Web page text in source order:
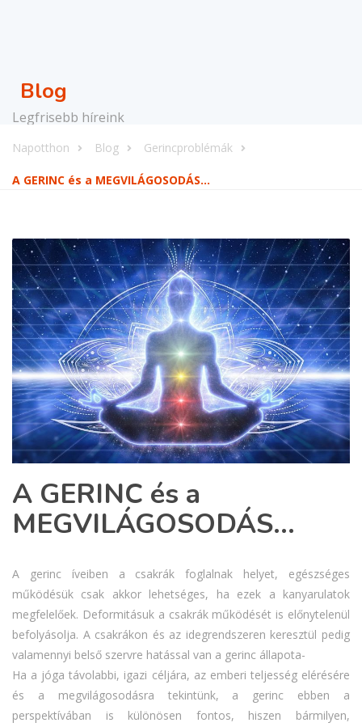
Blog
Legfrisebb híreink
Napotthon Blog Gerincproblémák
A GERINC és a MEGVILÁGOSODÁS…
A GERINC és a
MEGVILÁGOSODÁS…
A gerinc íveiben a csakrák foglalnak helyet, egészséges
működésük csak akkor lehetséges, ha ezek a kanyarulatok
megfelelőek. Deformitásuk a csakrák működését is előnytelenül
befolyásolja. A csakrákon és az idegrendszeren keresztül pedig
valamennyi belső szervre hatással van a gerinc állapota-
Ha a jóga távolabbi, igazi céljára, az emberi teljesség elérésére
és a megvilágosodásra tekintünk, a gerinc ebben a
perspektívában is különösen fontos, hiszen bármilyen,